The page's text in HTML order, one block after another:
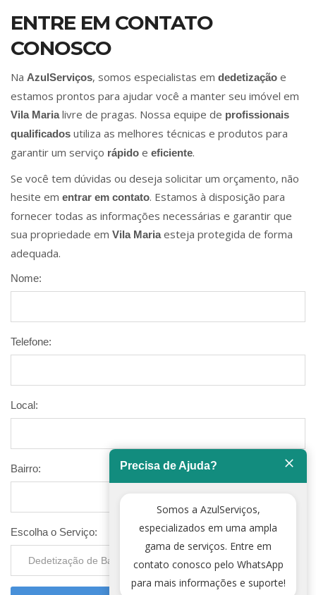
ENTRE EM CONTATO
CONOSCO
Na AzulServiços, somos especialistas em dedetização e
estamos prontos para ajudar você a manter seu imóvel em
Vila Marialivre de pragas. Nossa equipe de profissionais
qualificados utiliza as melhores técnicas e produtos para
garantir um serviço rápido e eficiente.
Se você tem dúvidas ou deseja solicitar um orçamento, não
hesite em entrar em contato. Estamos à disposição para
fornecer todas as informações necessárias e garantir que
sua propriedade em Vila Mariaesteja protegida de forma
adequada.
Nome:
Telefone:
Local:
Bairro:
Escolha o Serviço:
Precisa de Ajuda?
Somos a AzulServiços,
especializados em uma ampla
gama de serviços. Entre em
contato conosco pelo WhatsApp
para mais informações e suporte!